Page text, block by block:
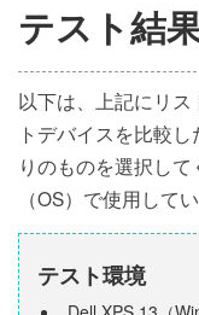
テスト結
以下は、上記にリ
トデバイスを比較
りのものを選択し
（OS）で使用して
テスト環境